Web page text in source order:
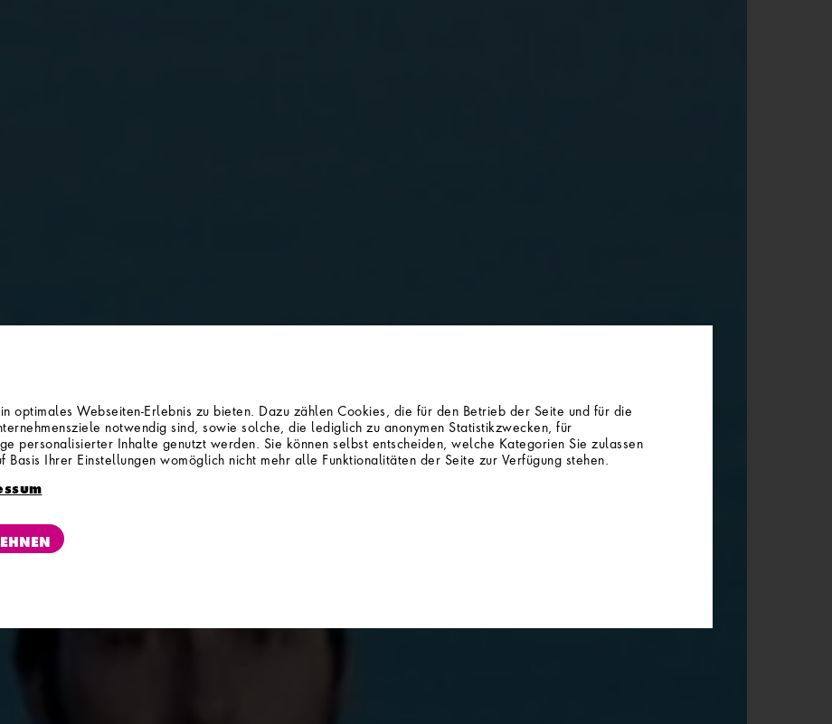
optimales Webseiten-Erlebnis zu bieten. Dazu zählen Cookies, die für den Betrieb der Seite und für die
notwendig sind, sowie solche, die lediglich zu anonymen Statistikzwecken, für
personalisierter Inhalte genutzt werden. Sie können selbst entscheiden, welche Kategorien Sie zulassen
Basis Ihrer Einstellungen womöglich nicht mehr alle Funktionalitäten der Seite zur Verfügung stehen.